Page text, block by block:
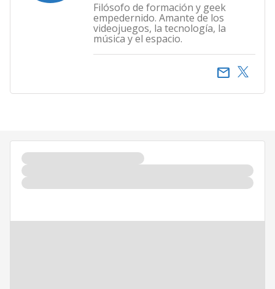
Filósofo de formación y geek
empedernido. Amante de los
videojuegos, la tecnología, la
música y el espacio.
email